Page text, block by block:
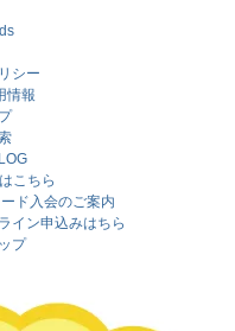
シー
情報
こちら
ド入会のご案内
イン申込みはちら
プ